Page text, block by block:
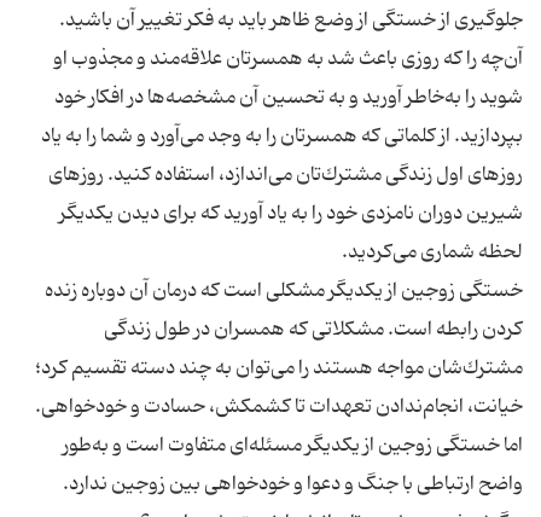
جلوگیری از خستگی از وضع ظاهر باید به فكر تغییر آن باشید.
آن‌چه را كه روزی باعث شد به همسرتان علاقه‌مند و مجذوب او
شوید را به‌خاطر آورید و به تحسین آن مشخصه‌ها در افكار خود
بپردازید. از كلماتی كه همسرتان را به وجد می‌آورد و شما را به یاد
روزهای اول زندگی مشترك‌تان می‌اندازد، استفاده كنید. روزهای
شیرین دوران نامزدی خود را به یاد آورید كه برای دیدن یكدیگر
خستگی زوجین از یكدیگر مشكلی است كه درمان آن دوباره زنده
كردن رابطه است. مشكلاتی كه همسران در طول زندگی
مشترك‌شان مواجه هستند را می‌توان به چند دسته تقسیم كرد؛
خیانت، انجام‌ندادن تعهدات تا كشمكش، حسادت و خودخواهی.
اما خستگی زوجین از یكدیگر مسئله‌ای متفاوت است و به‌طور